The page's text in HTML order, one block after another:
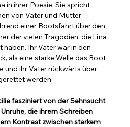
in ihrer Poesie. Sie spricht
von Vater und Mutter
einer Bootsfahrt über den
der vielen Tragödien, die Lina
Ihr Vater war in den
als eine starke Welle das Boot
und ihr Vater rückwärts über
werden.
fasziniert von der Sehnsucht
die ihrem Schreiben
Kontrast zwischen starkem